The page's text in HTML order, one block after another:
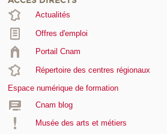
Actualités
Offres d'emploi
Portail Cnam
Répertoire des centres régionaux
Espace numérique de formation
Cnam blog
Musée des arts et métiers